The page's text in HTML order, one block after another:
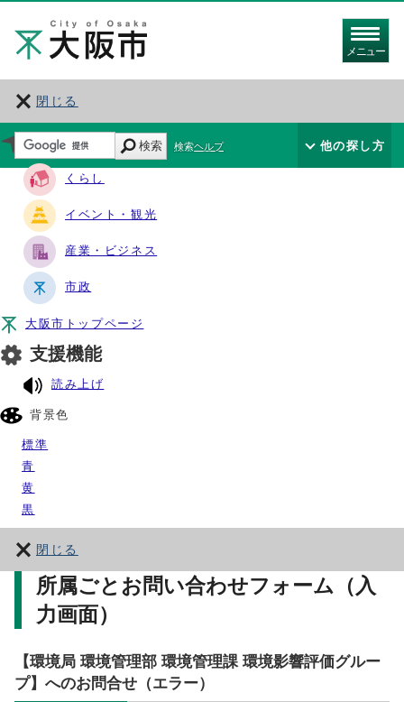
メニュー
閉じる
サイト・ナビ
くらし
イベント・観光
産業・ビジネス
市政
大阪市トップページ
支援機能
読み上げ
背景色
標準
青
黄
黒
閉じる
検索 検索ヘルプ 他の探し方
所属ごとお問い合わせフォーム（入
力画面）
【環境局 環境管理部 環境管理課 環境影響評価グルー
プ】へのお問合せ（エラー）